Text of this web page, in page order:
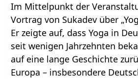
Im Mittelpunkt der
Vortrag von Sukadev über
Er zeigte auf, dass Yoga in
seit wenigen Jahrzehnten
auf eine lange Geschichte
Europa – insbesondere